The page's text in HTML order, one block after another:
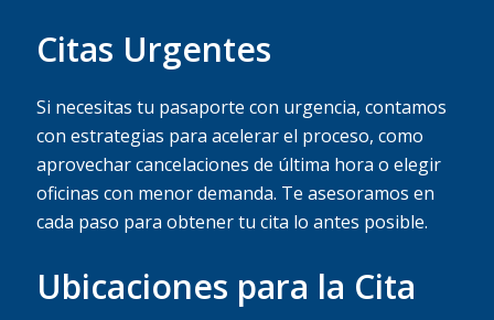
Citas Urgentes
Si necesitas tu pasaporte con urgencia, contamos
con estrategias para acelerar el proceso, como
aprovechar cancelaciones de última hora o elegir
oficinas con menor demanda. Te asesoramos en
cada paso para obtener tu cita lo antes posible.
Ubicaciones para la Cita